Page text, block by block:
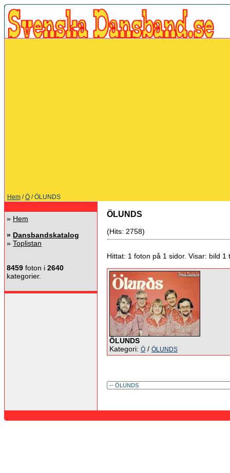
Hem /Ö / ÖLUNDS
» Hem
» Dansbandskatalog
» Toplistan
8459 foton i 2640
kategorier.
ÖLUNDS
(Hits: 2758)
Hittat: 1 foton på 1 sidor. Visar: bild 1
ÖLUNDS
Kategori: Ö / ÖLUNDS